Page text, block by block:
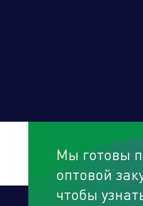
Мы готовы
оптовой
чтобы